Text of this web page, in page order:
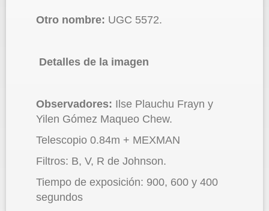
Otro nombre: UGC 5572.
Detalles de la imagen
Observadores: Ilse Plauchu Frayn y
Yilen Gómez Maqueo Chew.
Telescopio 0.84m + MEXMAN
Filtros: B, V, R de Johnson.
Tiempo de exposición: 900, 600 y 400
segundos